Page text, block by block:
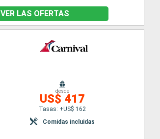
VER LAS OFERTAS
desde
US$ 417
Tasas: +US$ 162
Comidas incluidas